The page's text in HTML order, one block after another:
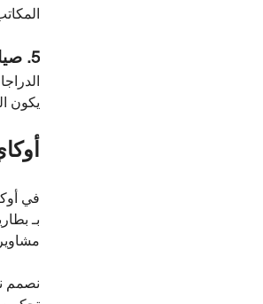
5. صيانة منخفضة
يكون
في
بـ
نصمم